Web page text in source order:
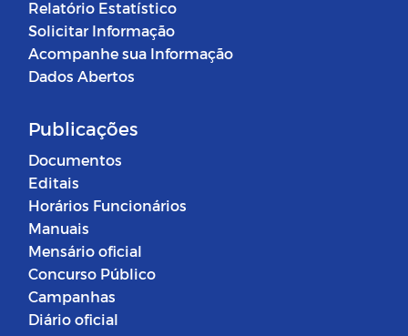
Relatório Estatístico
Solicitar Informação
Acompanhe sua Informação
Dados Abertos
Publicações
Documentos
Editais
Horários Funcionários
Manuais
Mensário oficial
Concurso Público
Campanhas
Diário oficial